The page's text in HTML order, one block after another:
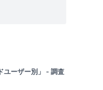
ユーザー別」 - 調査